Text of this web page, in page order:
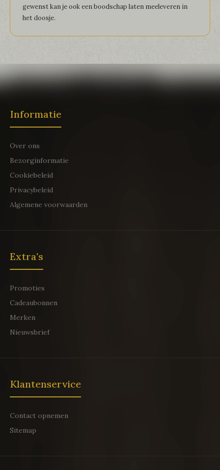
gewenst kan je ook een boodschap laten meeleveren in
het doosje.
Informatie
Over ons
Bezorginformatie
Cookiebeleid
Privacybeleid
Algemene voorwaarden
Extra's
Promoties
Cadeaubonnen
Merken
Nieuwsbrief
Klantenservice
Contact opnemen
Sitemap